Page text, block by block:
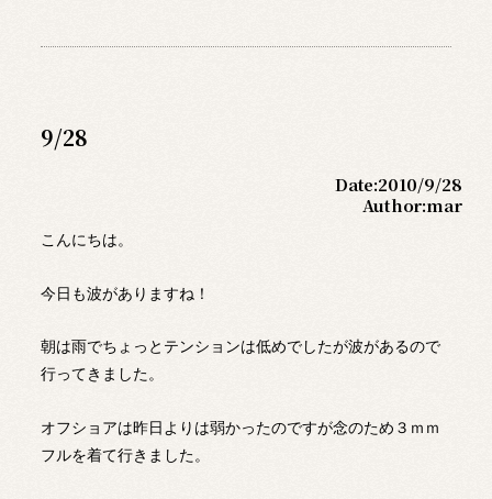
9/28
Date:2010/9/28
Author:mar
こんにちは。
今日も波がありますね！
朝は雨でちょっとテンションは低めでしたが波があるので
行ってきました。
オフショアは昨日よりは弱かったのですが念のため３ｍｍ
フルを着て行きました。